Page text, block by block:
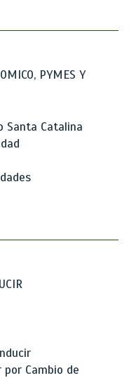
PYMES Y
Santa Catalina
Cambio de